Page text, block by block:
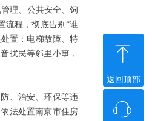
理、公共安全、饲
流程，彻底告别“谁
置；电梯故障、特
扰民等邻里小事，
、治安、环保等违
法处置南京市住房
ꁱ
返回顶部
ꁸ